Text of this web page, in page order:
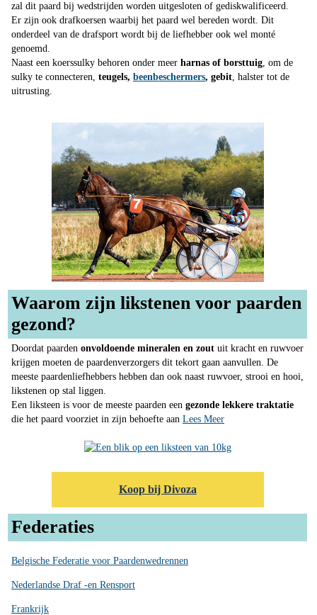
zal dit paard bij wedstrijden worden uitgesloten of gediskwalificeerd.
Er zijn ook drafkoersen waarbij het paard wel bereden wordt. Dit
onderdeel van de drafsport wordt bij de liefhebber ook wel monté
genoemd.
Naast een koerssulky behoren onder meer harnas of borsttuig , om de
sulky te connecteren, teugels, beenbeschermers, gebit , halster tot de
uitrusting.
Waarom zijn likstenen voor paarden
gezond?
Doordat paarden onvoldoende mineralen en zout uit kracht en ruwvoer
krijgen moeten de paardenverzorgers dit tekort gaan aanvullen. De
meeste paardenliefhebbers hebben dan ook naast ruwvoer, strooi en hooi,
likstenen op stal liggen.
Een liksteen is voor de meeste paarden een gezonde lekkere traktatie
die het paard voorziet in zijn behoefte aan Lees Meer
Koop bij Divoza
Federaties
Belgische Federatie voor Paardenwedrennen
Nederlandse Draf -en Rensport
Frankrijk